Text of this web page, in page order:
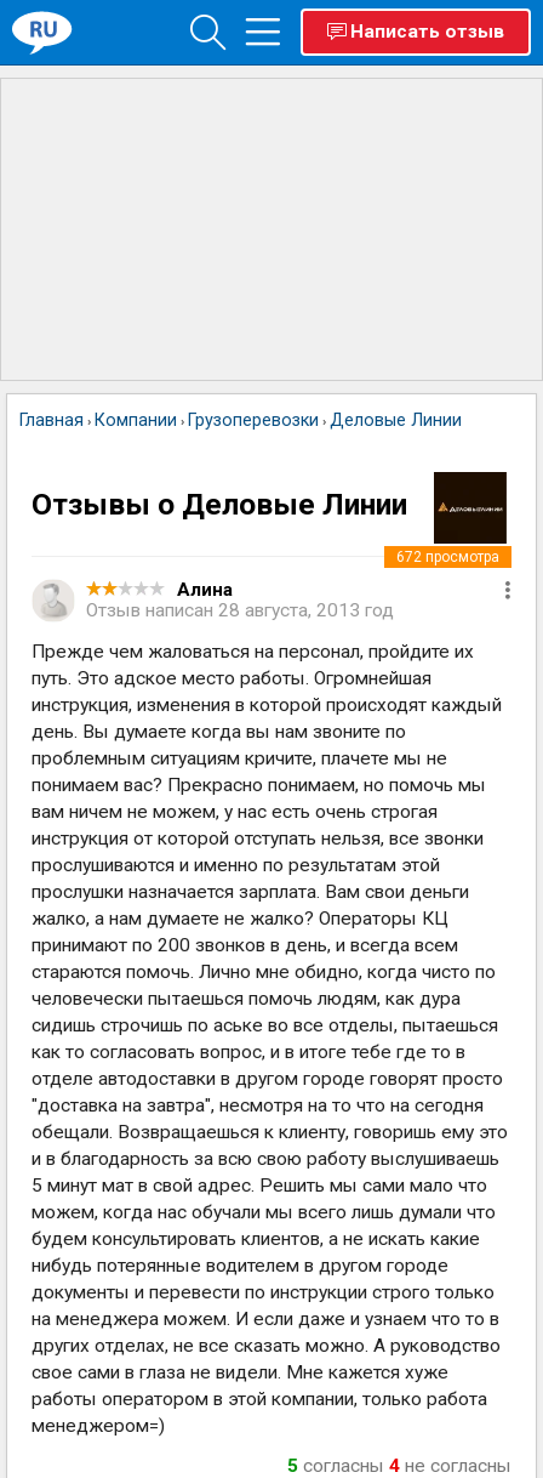
Написать отзыв
Главная › Компании › Грузоперевозки › Деловые Линии
Отзывы о Деловые Линии
Алина
Отзыв написан 28 августа, 2013 год
672 просмотра
Прежде чем жаловаться на персонал, пройдите их
путь. Это адское место работы. Огромнейшая
инструкция, изменения в которой происходят каждый
день. Вы думаете когда вы нам звоните по
проблемным ситуациям кричите, плачете мы не
понимаем вас? Прекрасно понимаем, но помочь мы
вам ничем не можем, у нас есть очень строгая
инструкция от которой отступать нельзя, все звонки
прослушиваются и именно по результатам этой
прослушки назначается зарплата. Вам свои деньги
жалко, а нам думаете не жалко? Операторы КЦ
принимают по 200 звонков в день, и всегда всем
стараются помочь. Лично мне обидно, когда чисто по
человечески пытаешься помочь людям, как дура
сидишь строчишь по аське во все отделы, пытаешься
как то согласовать вопрос, и в итоге тебе где то в
отделе автодоставки в другом городе говорят просто
"доставка на завтра", несмотря на то что на сегодня
обещали. Возвращаешься к клиенту, говоришь ему это
и в благодарность за всю свою работу выслушиваешь
5 минут мат в свой адрес. Решить мы сами мало что
можем, когда нас обучали мы всего лишь думали что
будем консультировать клиентов, а не искать какие
нибудь потерянные водителем в другом городе
документы и перевести по инструкции строго только
на менеджера можем. И если даже и узнаем что то в
других отделах, не все сказать можно. А руководство
свое сами в глаза не видели. Мне кажется хуже
работы оператором в этой компании, только работа
менеджером=)
5 согласны 4 не согласны